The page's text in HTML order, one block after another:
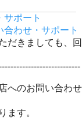
ポート
わせ・サポート
だきましても、回
へのお問い合わせ
ます。